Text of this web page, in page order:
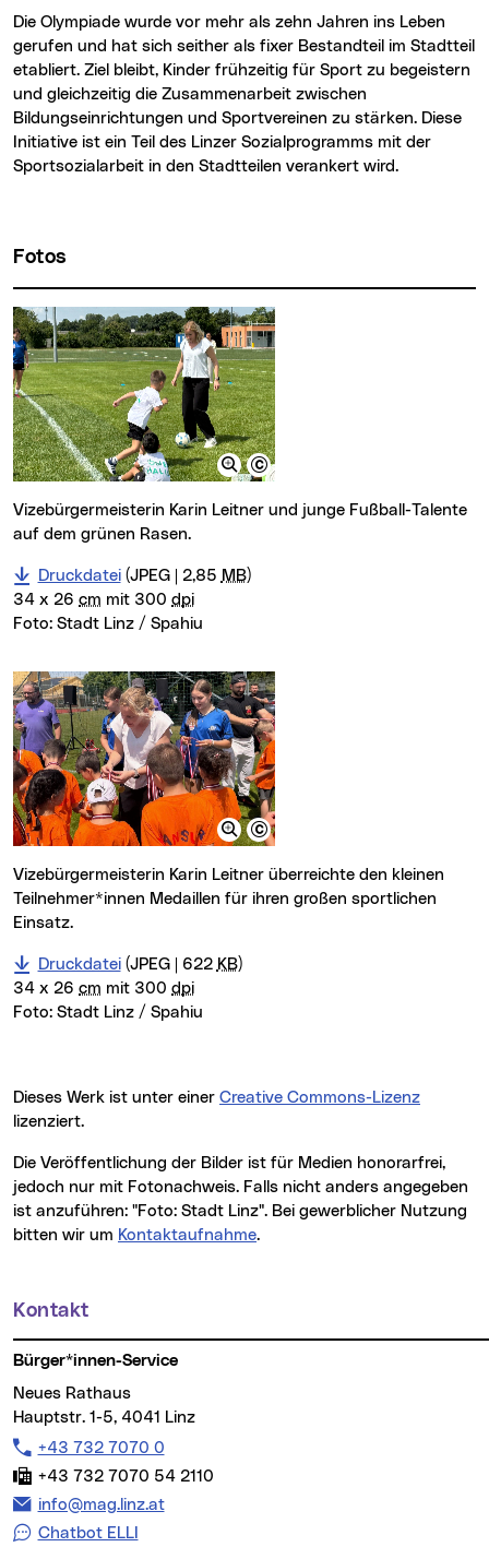
Die Olympiade wurde vor mehr als zehn Jahren ins Leben
gerufen und hat sich seither als fixer Bestandteil im Stadtteil
etabliert. Ziel bleibt, Kinder frühzeitig für Sport zu begeistern
und gleichzeitig die Zusammenarbeit zwischen
Bildungseinrichtungen und Sportvereinen zu stärken. Diese
Initiative ist ein Teil des Linzer Sozialprogramms mit der
Sportsozialarbeit in den Stadtteilen verankert wird.
Fotos
Vizebürgermeisterin Karin Leitner und junge Fußball-Talente
auf dem grünen Rasen.
Druckdatei(JPEG | 2,85 MB)
34 x 26 cm mit 300 dpi
Foto: Stadt Linz / Spahiu
Vizebürgermeisterin Karin Leitner überreichte den kleinen
Teilnehmer*innen Medaillen für ihren großen sportlichen
Einsatz.
Druckdatei(JPEG | 622 KB)
34 x 26 cm mit 300 dpi
Foto: Stadt Linz / Spahiu
Dieses Werk ist unter einer Creative Commons-Lizenz
lizenziert.
Die Veröffentlichung der Bilder ist für Medien honorarfrei,
jedoch nur mit Fotonachweis. Falls nicht anders angegeben
ist anzuführen: "Foto: Stadt Linz". Bei gewerblicher Nutzung
bitten wir um Kontaktaufnahme.
Weitere Informationen
Kontakt
Bürger*innen-Service
Neues Rathaus
Hauptstr. 1-5, 4041 Linz
Telefon:
+43 732 7070 0
Fax:
+43 732 7070 54 2110
E-Mail Adresse:
info@mag.linz.at
Chatbot ELLI